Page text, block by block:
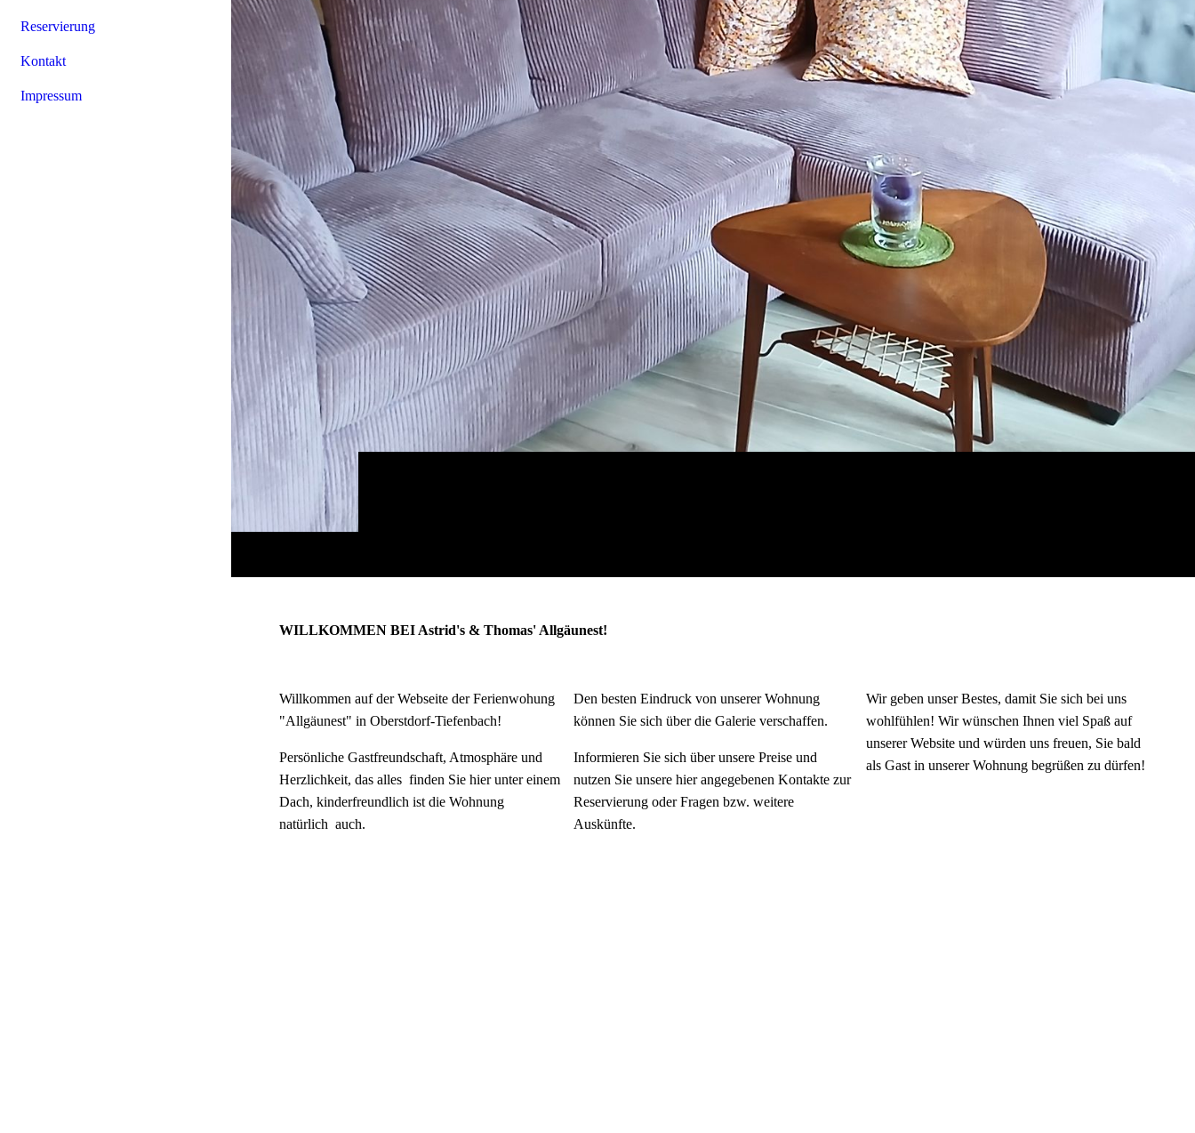
WILLKOMMEN BEI Astrid's & Thomas' Allgäunest!
Willkommen auf der Webseite der Ferienwohung
"Allgäunest" in Oberstdorf-Tiefenbach!
Persönliche Gastfreundschaft, Atmosphäre und
Herzlichkeit, das alles finden Sie hier unter einem
Dach, kinderfreundlich ist die Wohnung
natürlich auch.
Den besten Eindruck von unserer Wohnung
können Sie sich über die Galerie verschaffen.
Informieren Sie sich über unsere Preise und
nutzen Sie unsere hier angegebenen Kontakte zur
Reservierung oder Fragen bzw. weitere
Auskünfte.
Wir geben unser Bestes, damit Sie sich bei uns
wohlfühlen! Wir wünschen Ihnen viel Spaß auf
unserer Website und würden uns freuen, Sie bald
als Gast in unserer Wohnung begrüßen zu dürfen!
Reservierung
Kontakt
Impressum